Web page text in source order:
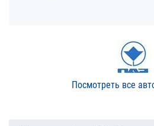
Посмотреть все